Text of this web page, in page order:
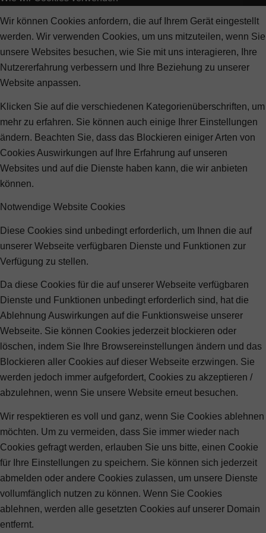
Wir können Cookies anfordern, die auf Ihrem Gerät eingestellt
werden. Wir verwenden Cookies, um uns mitzuteilen, wenn Sie
unsere Websites besuchen, wie Sie mit uns interagieren, Ihre
Nutzererfahrung verbessern und Ihre Beziehung zu unserer
Website anpassen.
Klicken Sie auf die verschiedenen Kategorienüberschriften, um
mehr zu erfahren. Sie können auch einige Ihrer Einstellungen
ändern. Beachten Sie, dass das Blockieren einiger Arten von
Cookies Auswirkungen auf Ihre Erfahrung auf unseren
Websites und auf die Dienste haben kann, die wir anbieten
können.
Notwendige Website Cookies
Diese Cookies sind unbedingt erforderlich, um Ihnen die auf
unserer Webseite verfügbaren Dienste und Funktionen zur
Verfügung zu stellen.
Da diese Cookies für die auf unserer Webseite verfügbaren
Dienste und Funktionen unbedingt erforderlich sind, hat die
Ablehnung Auswirkungen auf die Funktionsweise unserer
Webseite. Sie können Cookies jederzeit blockieren oder
löschen, indem Sie Ihre Browsereinstellungen ändern und das
Blockieren aller Cookies auf dieser Webseite erzwingen. Sie
werden jedoch immer aufgefordert, Cookies zu akzeptieren /
abzulehnen, wenn Sie unsere Website erneut besuchen.
Wir respektieren es voll und ganz, wenn Sie Cookies ablehnen
möchten. Um zu vermeiden, dass Sie immer wieder nach
Cookies gefragt werden, erlauben Sie uns bitte, einen Cookie
für Ihre Einstellungen zu speichern. Sie können sich jederzeit
abmelden oder andere Cookies zulassen, um unsere Dienste
vollumfänglich nutzen zu können. Wenn Sie Cookies
ablehnen, werden alle gesetzten Cookies auf unserer Domain
entfernt.